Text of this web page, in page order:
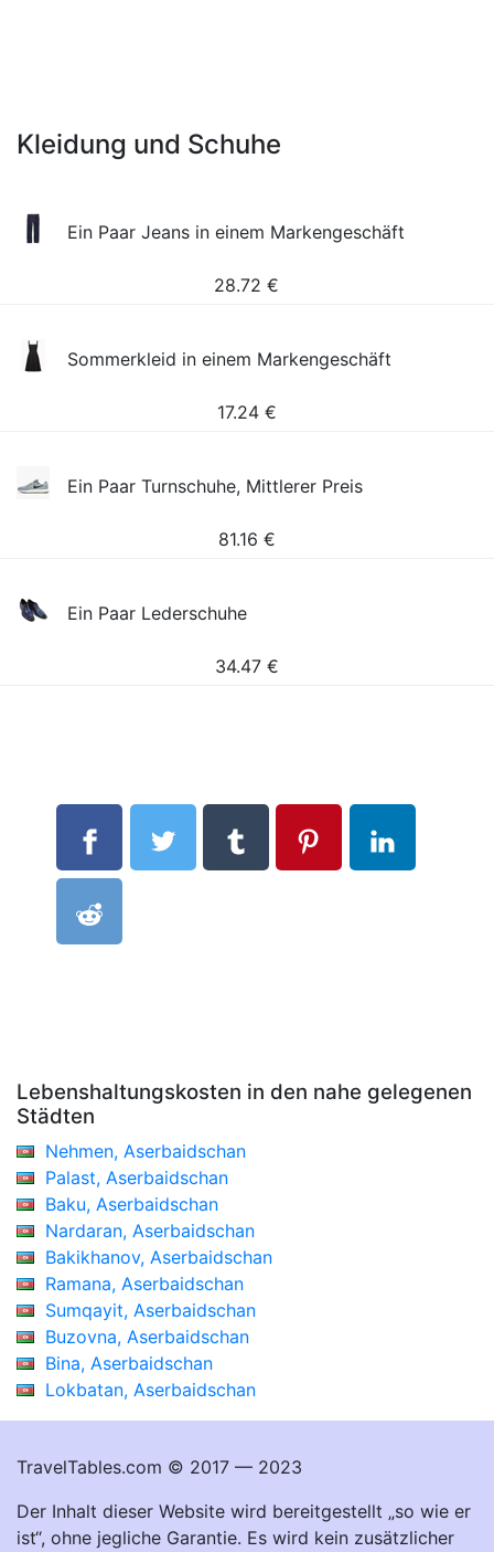
Kleidung und Schuhe
Ein Paar Jeans in einem Markengeschäft
28.72 €
Sommerkleid in einem Markengeschäft
17.24 €
Ein Paar Turnschuhe, Mittlerer Preis
81.16 €
Ein Paar Lederschuhe
34.47 €
Lebenshaltungskosten in den nahe gelegenen
Städten
Nehmen, Aserbaidschan
Palast, Aserbaidschan
Baku, Aserbaidschan
Nardaran, Aserbaidschan
Bakikhanov, Aserbaidschan
Ramana, Aserbaidschan
Sumqayit, Aserbaidschan
Buzovna, Aserbaidschan
Bina, Aserbaidschan
Lokbatan, Aserbaidschan
TravelTables.com © 2017 — 2023
Der Inhalt dieser Website wird bereitgestellt „so wie er
ist“, ohne jegliche Garantie. Es wird kein zusätzlicher